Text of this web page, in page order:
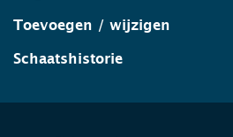
Toevoegen / wijzigen
Schaatshistorie